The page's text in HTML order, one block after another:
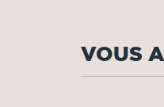
VOUS